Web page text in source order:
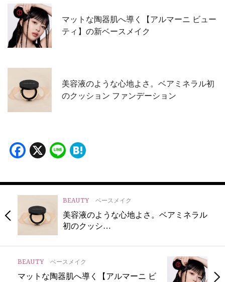
マットな陶器肌へ導く【アルマーニ ビュー
ティ】の新ベースメイク
美容液のような心地よさ。ベアミネラル初
のクッション ファンデーション
Facebook
X Line
BEAUTY ベースメイク
美容液のような心地よさ。ベアミネラル
初のクッシ…
BEAUTY ベースメイク
マットな陶器肌へ導く【アルマーニ ビ